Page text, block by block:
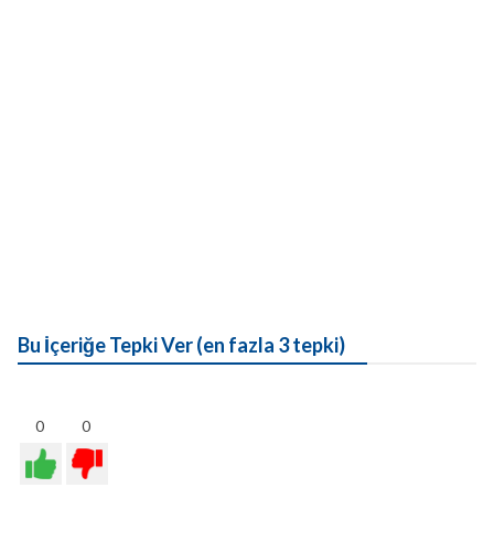
Bu İçeriğe Tepki Ver (en fazla 3 tepki)
0 0